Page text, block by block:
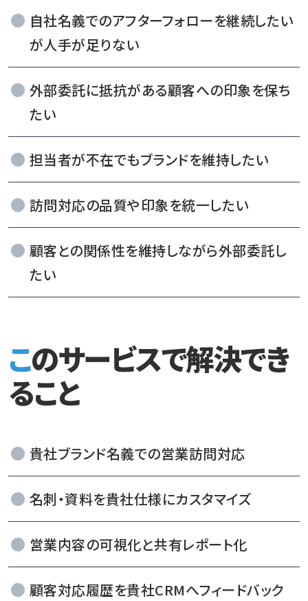
自社名義でのアフターフォローを継続したい
が人手が足りない
外部委託に抵抗がある顧客への印象を保ち
たい
担当者が不在でもブランドを維持したい
訪問対応の品質や印象を統一したい
顧客との関係性を維持しながら外部委託し
たい
このサービスで解決でき
ること
貴社ブランド名義での営業訪問対応
名刺・資料を貴社仕様にカスタマイズ
営業内容の可視化と共有レポート化
顧客対応履歴を貴社CRMへフィードバック